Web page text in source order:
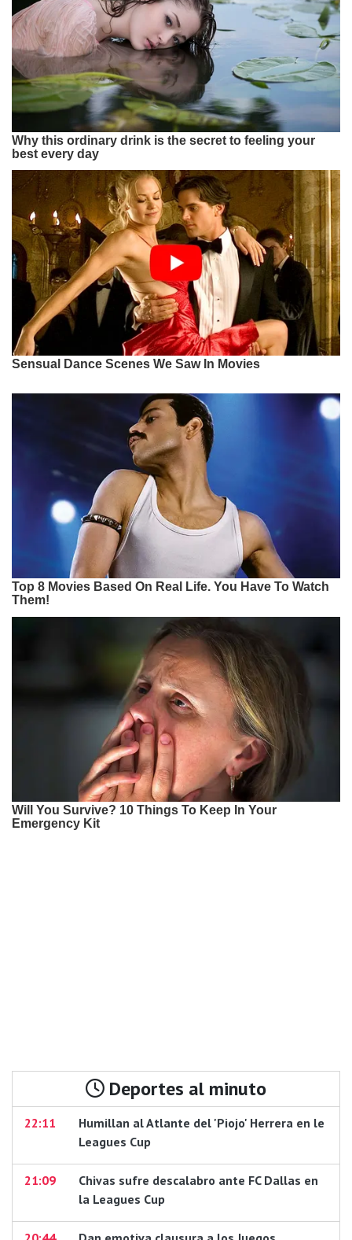
Deportes al minuto
22:11
Humillan al Atlante del 'Piojo' Herrera en le
Leagues Cup
21:09
Chivas sufre descalabro ante FC Dallas en
la Leagues Cup